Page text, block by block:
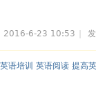
2016-6-23 10:53
语培训 英语阅读 提高